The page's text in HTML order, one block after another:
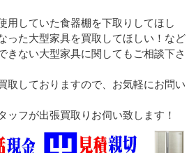
用していた食器棚を下取りしてほし
った大型家具を買取してほしい！など
きない大型家具に関してもご相談下さ
取しておりますので、お気軽にお問い
ッフが出張買取りお伺い致します！